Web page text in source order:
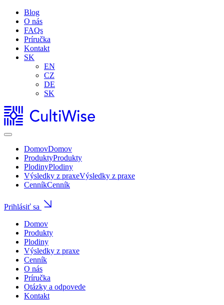
Blog
O nás
FAQs
Príručka
Kontakt
SK
EN
CZ
DE
SK
DomovDomov
ProduktyProdukty
PlodinyPlodiny
Výsledky z praxeVýsledky z praxe
CenníkCenník
Prihlásiť sa
Domov
Produkty
Plodiny
Výsledky z praxe
Cenník
O nás
Príručka
Otázky a odpovede
Kontakt